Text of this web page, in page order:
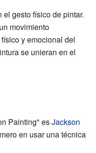
gesto físico de pintar.
movimiento
y emocional del
se unieran en el
Painting" esJackson
en usar una técnica